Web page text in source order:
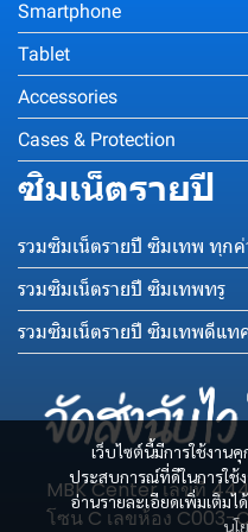
เว็บไซต์นี้มีการใช้งาน
ประสบการณ์ที่ดีในการใช้
อ่านรายละเอียดเพิ่มเติมไ
นโ
Smartphone
Tablet
Accessories
Cases & Protection
ซิมเน็ตรายปี
รวมซิมเน็ตรายปี ซิมเทพ ทุกค่
รวมซิมเน็ตรายปี ซิมเทพทรู
รวมซิมเน็ตรายปี ซิมเทพดีแท
MBK Center เลขที่
โซน C เลขห้อง C003-